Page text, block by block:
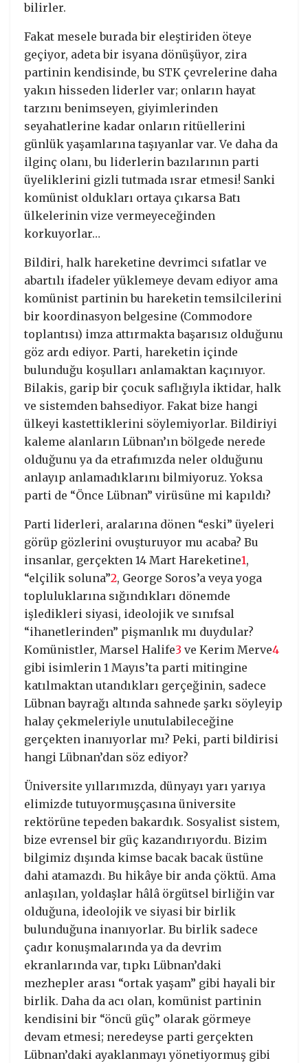
bilirler.
Fakat mesele burada bir eleştiriden öteye
geçiyor, adeta bir isyana dönüşüyor, zira
partinin kendisinde, bu STK çevrelerine daha
yakın hisseden liderler var; onların hayat
tarzını benimseyen, giyimlerinden
seyahatlerine kadar onların ritüellerini
günlük yaşamlarına taşıyanlar var. Ve daha da
ilginç olanı, bu liderlerin bazılarının parti
üyeliklerini gizli tutmada ısrar etmesi! Sanki
komünist oldukları ortaya çıkarsa Batı
ülkelerinin vize vermeyeceğinden
korkuyorlar…
Bildiri, halk hareketine devrimci sıfatlar ve
abartılı ifadeler yüklemeye devam ediyor ama
komünist partinin bu hareketin temsilcilerini
bir koordinasyon belgesine (Commodore
toplantısı) imza attırmakta başarısız olduğunu
göz ardı ediyor. Parti, hareketin içinde
bulunduğu koşulları anlamaktan kaçınıyor.
Bilakis, garip bir çocuk saflığıyla iktidar, halk
ve sistemden bahsediyor. Fakat bize hangi
ülkeyi kastettiklerini söylemiyorlar. Bildiriyi
kaleme alanların Lübnan’ın bölgede nerede
olduğunu ya da etrafımızda neler olduğunu
anlayıp anlamadıklarını bilmiyoruz. Yoksa
parti de “Önce Lübnan” virüsüne mi kapıldı?
Parti liderleri, aralarına dönen “eski” üyeleri
görüp gözlerini ovuşturuyor mu acaba? Bu
insanlar, gerçekten 14 Mart Hareketine1,
“elçilik soluna”2, George Soros’a veya yoga
topluluklarına sığındıkları dönemde
işledikleri siyasi, ideolojik ve sınıfsal
“ihanetlerinden” pişmanlık mı duydular?
Komünistler, Marsel Halife3 ve Kerim Merve4
gibi isimlerin 1 Mayıs’ta parti mitingine
katılmaktan utandıkları gerçeğinin, sadece
Lübnan bayrağı altında sahnede şarkı söyleyip
halay çekmeleriyle unutulabileceğine
gerçekten inanıyorlar mı? Peki, parti bildirisi
hangi Lübnan’dan söz ediyor?
Üniversite yıllarımızda, dünyayı yarı yarıya
elimizde tutuyormuşçasına üniversite
rektörüne tepeden bakardık. Sosyalist sistem,
bize evrensel bir güç kazandırıyordu. Bizim
bilgimiz dışında kimse bacak bacak üstüne
dahi atamazdı. Bu hikâye bir anda çöktü. Ama
anlaşılan, yoldaşlar hâlâ örgütsel birliğin var
olduğuna, ideolojik ve siyasi bir birlik
bulunduğuna inanıyorlar. Bu birlik sadece
çadır konuşmalarında ya da devrim
ekranlarında var, tıpkı Lübnan’daki
mezhepler arası “ortak yaşam” gibi hayali bir
birlik. Daha da acı olan, komünist partinin
kendisini bir “öncü güç” olarak görmeye
devam etmesi; neredeyse parti gerçekten
Lübnan’daki ayaklanmayı yönetiyormuş gibi